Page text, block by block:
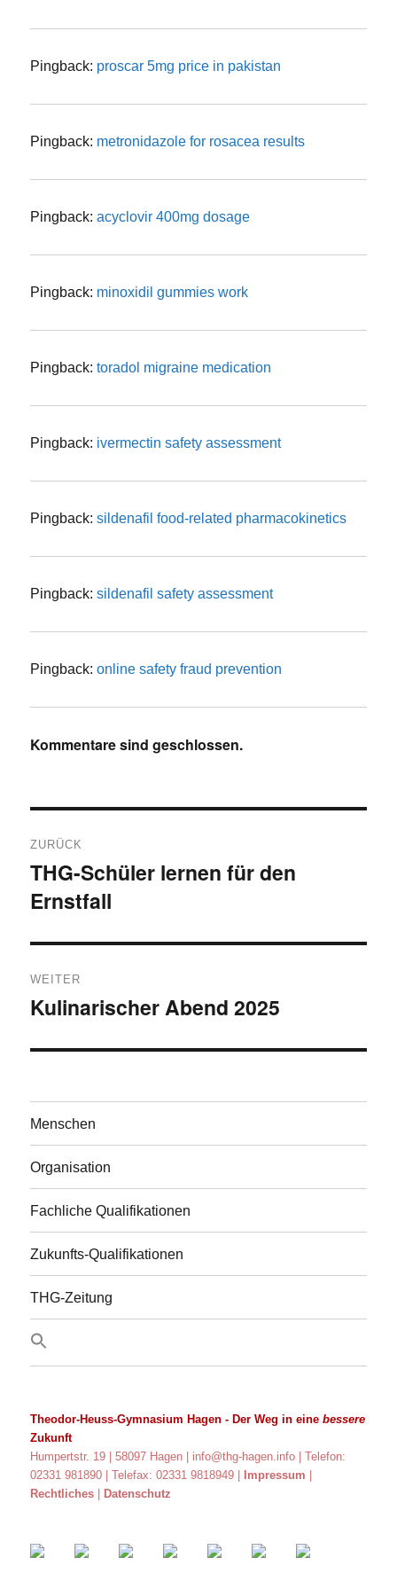
Pingback: proscar 5mg price in pakistan
Pingback: metronidazole for rosacea results
Pingback:acyclovir 400mg dosage
Pingback: minoxidil gummies work
Pingback:toradol migraine medication
Pingback: ivermectin safety assessment
Pingback:sildenafil food‑related pharmacokinetics
Pingback:sildenafil safety assessment
Pingback:online safety fraud prevention
Kommentare sind geschlossen.
ZURÜCK
Vorheriger
Beitrag:
THG-Schüler lernen für den
Ernstfall
WEITER
Nächster
Kulinarischer Abend 2025
Menschen
Organisation
Fachliche Qualifikationen
Zukunfts-Qualifikationen
THG-Zeitung
Theodor-Heuss-Gymnasium Hagen - Der Weg in einebessere
Zukunft
Humpertstr. 19 | 58097 Hagen | info@thg-hagen.info
| Telefon:
02331 981890 | Telefax: 02331 9818949 |
Impressum
Rechtliches
Datenschutz